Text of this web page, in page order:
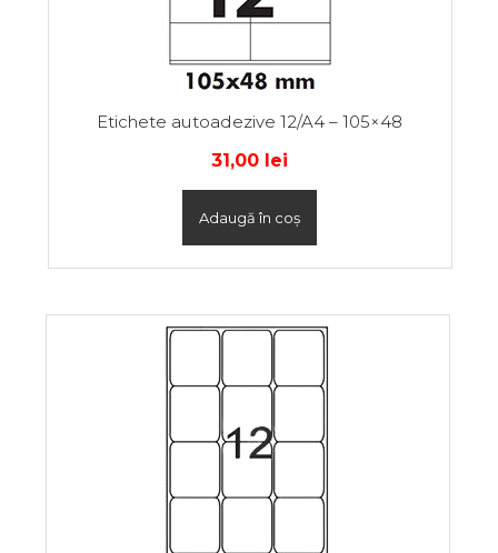
Etichete autoadezive 12/A4 – 105×48
31,00 lei
Adaugă în coș